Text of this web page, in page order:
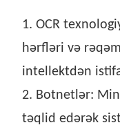
1. OCR
hərfləri və
intellektdən
2. Botnetlər:
təqlid edərək